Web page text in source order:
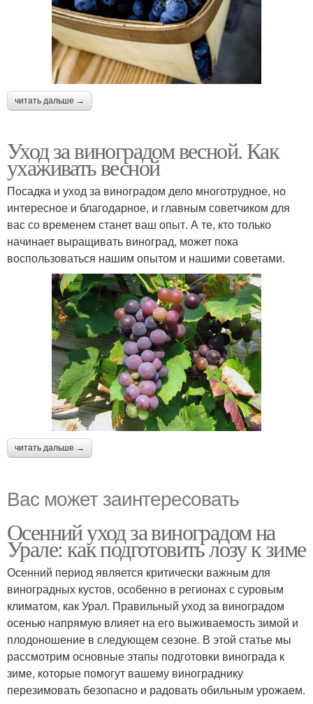
читать дальше →
Уход за виноградом весной. Как
ухаживать весной
Посадка и уход за виноградом дело многотрудное, но
интересное и благодарное, и главным советчиком для
вас со временем станет ваш опыт. А те, кто только
начинает выращивать виноград, может пока
воспользоваться нашим опытом и нашими советами.
читать дальше →
Вас может заинтересовать
Осенний уход за виноградом на
Урале: как подготовить лозу к зиме
Осенний период является критически важным для
виноградных кустов, особенно в регионах с суровым
климатом, как Урал. Правильный уход за виноградом
осенью напрямую влияет на его выживаемость зимой и
плодоношение в следующем сезоне. В этой статье мы
рассмотрим основные этапы подготовки винограда к
зиме, которые помогут вашему винограднику
перезимовать безопасно и радовать обильным урожаем.